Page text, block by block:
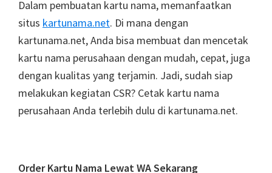
Dalam pembuatan kartu nama, memanfaatkan
situs kartunama.net. Di mana dengan
kartunama.net, Anda bisa membuat dan mencetak
kartu nama perusahaan dengan mudah, cepat, juga
dengan kualitas yang terjamin. Jadi, sudah siap
melakukan kegiatan CSR? Cetak kartu nama
perusahaan Anda terlebih dulu di kartunama.net.
Order Kartu Nama Lewat WA Sekarang